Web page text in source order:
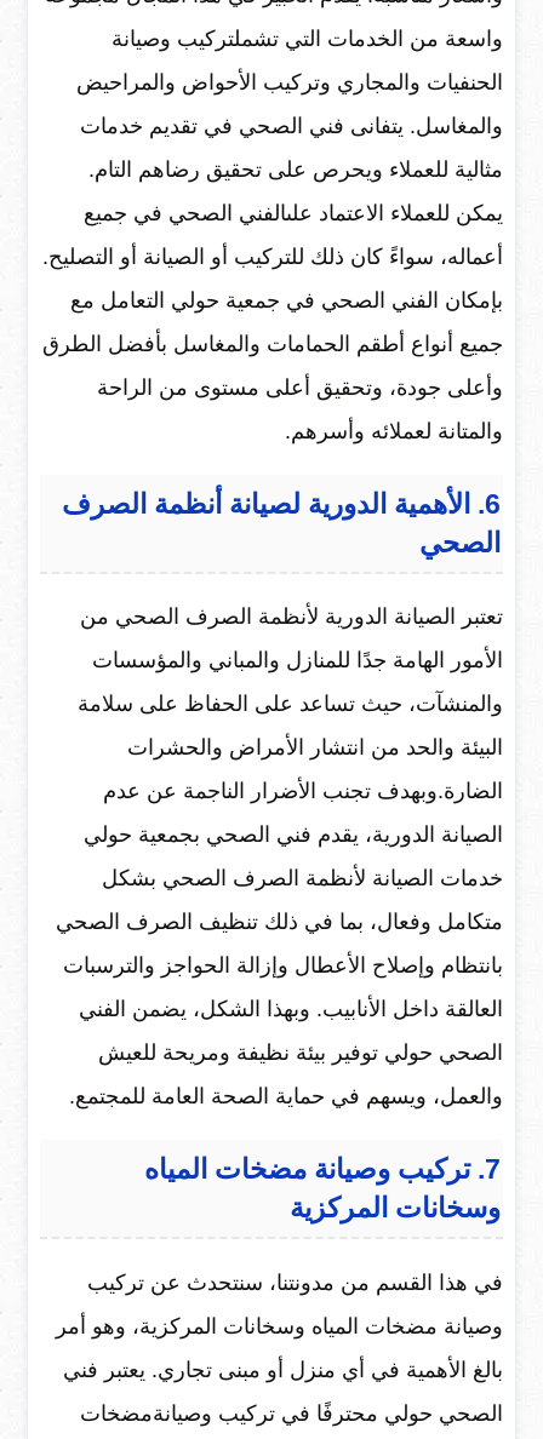
واسعة من الخدمات التي تشملتركيب وصيانة
الحنفيات والمجاري وتركيب الأحواض والمراحيض
والمغاسل. يتفانى فني الصحي في تقديم خدمات
مثالية للعملاء ويحرص على تحقيق رضاهم التام.
يمكن للعملاء الاعتماد علىالفني الصحي في جميع
أعماله، سواءً كان ذلك للتركيب أو الصيانة أو التصليح.
بإمكان الفني الصحي في جمعية حولي التعامل مع
جميع أنواع أطقم الحمامات والمغاسل بأفضل الطرق
وأعلى جودة، وتحقيق أعلى مستوى من الراحة
والمتانة لعملائه وأسرهم.
6. الأهمية الدورية لصيانة أنظمة الصرف
الصحي
تعتبر الصيانة الدورية لأنظمة الصرف الصحي من
الأمور الهامة جدًا للمنازل والمباني والمؤسسات
والمنشآت، حيث تساعد على الحفاظ على سلامة
البيئة والحد من انتشار الأمراض والحشرات
الضارة.وبهدف تجنب الأضرار الناجمة عن عدم
الصيانة الدورية، يقدم فني الصحي بجمعية حولي
خدمات الصيانة لأنظمة الصرف الصحي بشكل
متكامل وفعال، بما في ذلك تنظيف الصرف الصحي
بانتظام وإصلاح الأعطال وإزالة الحواجز والترسبات
العالقة داخل الأنابيب. وبهذا الشكل، يضمن الفني
الصحي حولي توفير بيئة نظيفة ومريحة للعيش
والعمل، ويسهم في حماية الصحة العامة للمجتمع.
7. تركيب وصيانة مضخات المياه
وسخانات المركزية
في هذا القسم من مدونتنا، سنتحدث عن تركيب
وصيانة مضخات المياه وسخانات المركزية، وهو أمر
بالغ الأهمية في أي منزل أو مبنى تجاري. يعتبر فني
الصحي حولي محترفًا في تركيب وصيانةمضخات